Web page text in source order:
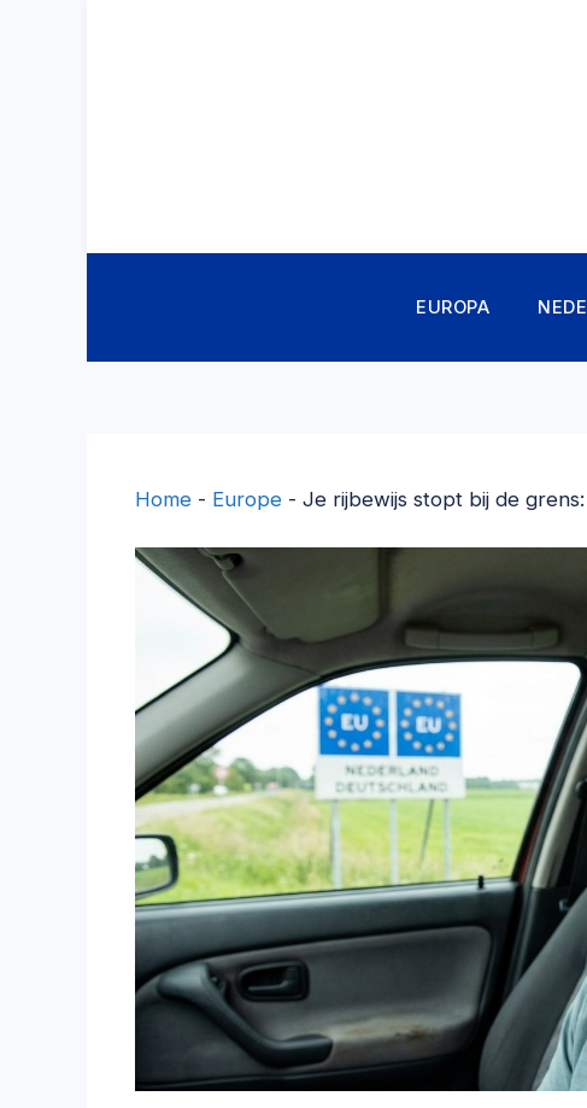
EUROPA
Home - Europe - Je rijbewijs stopt bij de